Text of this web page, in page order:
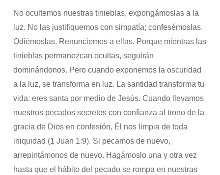
No ocultemos nuestras tinieblas, expongámoslas a la
luz. No las justifiquemos con simpatía; confesémoslas.
Odiémoslas. Renunciemos a ellas. Porque mientras las
tinieblas permanezcan ocultas, seguirán
dominándonos. Pero cuando exponemos la oscuridad
a la luz, se transforma en luz. La santidad transforma tu
vida: eres santa por medio de Jesús. Cuando llevamos
nuestros pecados secretos con confianza al trono de la
gracia de Dios en confesión, Él nos limpia de toda
iniquidad (1 Juan 1:9). Si pecamos de nuevo,
arrepintámonos de nuevo. Hagámoslo una y otra vez
hasta que el hábito del pecado se rompa en nuestras